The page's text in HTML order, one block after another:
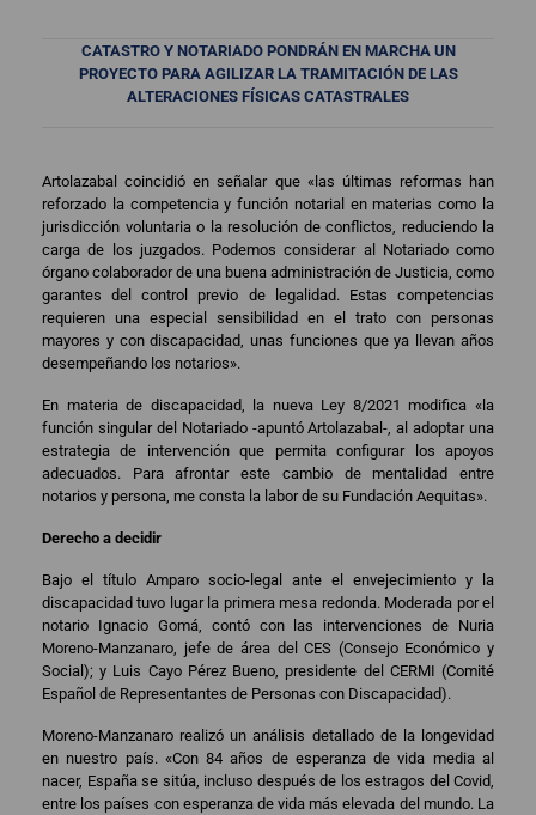
CATASTRO Y NOTARIADO PONDRÁN EN MARCHA UN
PROYECTO PARA AGILIZAR LA TRAMITACIÓN DE LAS
ALTERACIONES FÍSICAS CATASTRALES
Artolazabal coincidió en señalar que «las últimas reformas han
reforzado la competencia y función notarial en materias como la
jurisdicción voluntaria o la resolución de conflictos, reduciendo la
carga de los juzgados. Podemos considerar al Notariado como
órgano colaborador de una buena administración de Justicia, como
garantes del control previo de legalidad. Estas competencias
requieren una especial sensibilidad en el trato con personas
mayores y con discapacidad, unas funciones que ya llevan años
desempeñando los notarios».
En materia de discapacidad, la nueva Ley 8/2021 modifica «la
función singular del Notariado -apuntó Artolazabal-, al adoptar una
estrategia de intervención que permita configurar los apoyos
adecuados. Para afrontar este cambio de mentalidad entre
notarios y persona, me consta la labor de su Fundación Aequitas».
Derecho a decidir
Bajo el título Amparo socio-legal ante el envejecimiento y la
discapacidad tuvo lugar la primera mesa redonda. Moderada por el
notario Ignacio Gomá, contó con las intervenciones de Nuria
Moreno-Manzanaro, jefe de área del CES (Consejo Económico y
Social); y Luis Cayo Pérez Bueno, presidente del CERMI (Comité
Español de Representantes de Personas con Discapacidad).
Moreno-Manzanaro realizó un análisis detallado de la longevidad
en nuestro país. «Con 84 años de esperanza de vida media al
nacer, España se sitúa, incluso después de los estragos del Covid,
entre los países con esperanza de vida más elevada del mundo. La